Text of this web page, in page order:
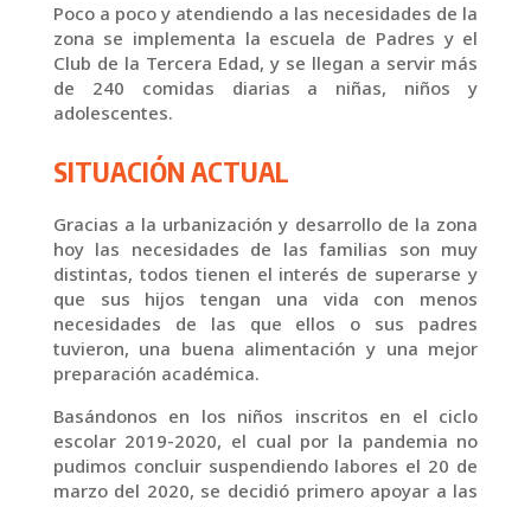
Poco a poco y atendiendo a las necesidades de la
zona se implementa la escuela de Padres y el
Club de la Tercera Edad, y se llegan a servir más
de 240 comidas diarias a niñas, niños y
adolescentes.
SITUACIÓN ACTUAL
Gracias a la urbanización y desarrollo de la zona
hoy las necesidades de las familias son muy
distintas, todos tienen el interés de superarse y
que sus hijos tengan una vida con menos
necesidades de las que ellos o sus padres
tuvieron, una buena alimentación y una mejor
preparación académica.
Basándonos en los niños inscritos en el ciclo
escolar 2019-2020, el cual por la pandemia no
pudimos concluir suspendiendo labores el 20 de
marzo del 2020, se decidió primero apoyar a las